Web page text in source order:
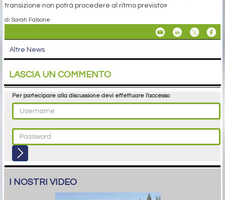
transizione non potrà procedere al ritmo previsto»
di Sarah Falsone
Altre News
LASCIA UN COMMENTO
Per partecipare alla discussione devi effettuare l'accesso
I NOSTRI VIDEO